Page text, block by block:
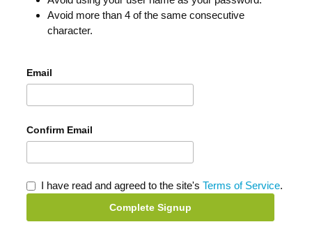
Avoid more than 4 of the same consecutive
character.
Email
Confirm Email
I have read and agreed to the site's Terms of Service.
Complete Signup